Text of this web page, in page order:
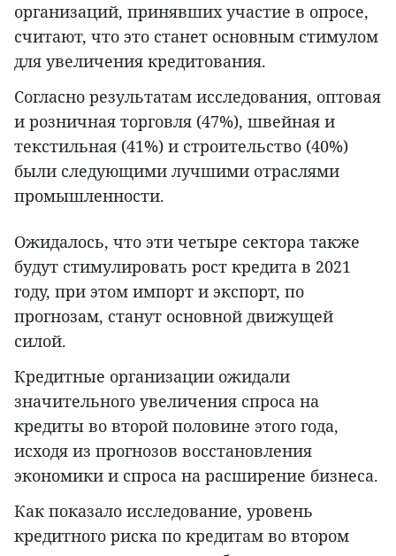
организаций, принявших участие в опросе,
считают, что это станет основным стимулом
для увеличения кредитования.
Согласно результатам исследования, оптовая
и розничная торговля (47%), швейная и
текстильная (41%) и строительство (40%)
были следующими лучшими отраслями
промышленности.
Ожидалось, что эти четыре сектора также
будут стимулировать рост кредита в 2021
году, при этом импорт и экспорт, по
прогнозам, станут основной движущей
силой.
Кредитные организации ожидали
значительного увеличения спроса на
кредиты во второй половине этого года,
исходя из прогнозов восстановления
экономики и спроса на расширение бизнеса.
Как показало исследование, уровень
кредитного риска по кредитам во втором